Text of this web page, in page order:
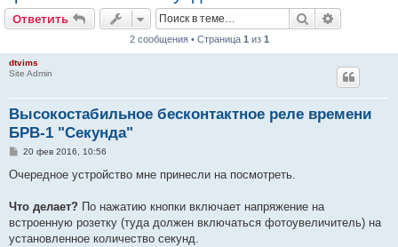
Ответить Поиск
2 сообщения • Страница 1 из 1
dtvims
Site Admin
Высокостабильное бесконтактное реле времени
БРВ-1 "Секунда"
С
о
е
и
е
20 фев 2016, 10:56
Очередное устройство мне принесли на посмотреть.
Что делает? По нажатию кнопки включает напряжение на
встроенную розетку (туда должен включаться фотоувеличитель) на
установленное количество секунд.